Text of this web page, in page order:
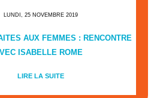
LUNDI, 25 NOVEMBRE 2019
AUX FEMMES : RENCONTRE
ISABELLE ROME
LIRE LA SUITE